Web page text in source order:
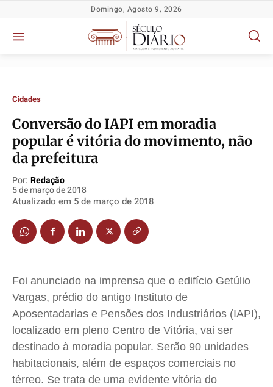
Política
TV Século
Educação
Segurança
Saúde
Cidades
Direitos
Cultura
Colunas
Política
TV Século
Educação
Segurança
Saúde
Cidades
Direitos
Cultura
Colunas
Política
TV Século
Educação
Segurança
Saúde
Cidades
Direitos
Cultura
Colunas
Política
TV Século
Educação
Segurança
Saúde
Cidades
Direitos
Cultura
Colunas
Domingo, Agosto 9, 2026
Cidades
Conversão do IAPI em moradia
popular é vitória do movimento, não
da prefeitura
Por: Redação
5 de março de 2018
Atualizado em 5 de março de 2018
Foi anunciado na imprensa que o edifício Getúlio
Vargas, prédio do antigo Instituto de
Aposentadarias e Pensões dos Industriários (IAPI),
localizado em pleno Centro de Vitória, vai ser
destinado à moradia popular. Serão 90 unidades
habitacionais, além de espaços comerciais no
térreo. Se trata de uma evidente vitória do